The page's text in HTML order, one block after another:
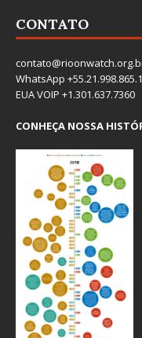
CONTATO
WhatsApp
EUA VOIP +1.301.637.7360
CONHEÇA NOSSA